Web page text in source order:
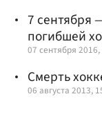
7 сентября
погибшей
07 сентября 2016,
Смерть
06 августа 2013,